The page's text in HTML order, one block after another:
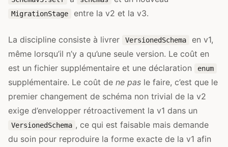
MigrationStage entre la v2 et la v3.
La discipline consiste à livrer VersionedSchema
en v1,
même lorsqu’il n’y a qu’une seule version. Le coût en
est un fichier supplémentaire et une déclaration
enum
supplémentaire. Le coût de ne pas le faire, c’est que le
premier changement de schéma non trivial de la v2
exige d’envelopper rétroactivement la v1 dans un
VersionedSchema , ce qui est faisable mais demande
du soin pour reproduire la forme exacte de la v1 afin